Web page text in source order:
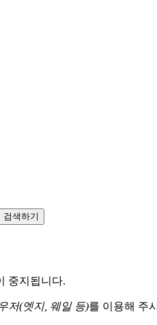
검색하기
중지됩니다.
저(엣지, 웨일 등)를 이용해 주